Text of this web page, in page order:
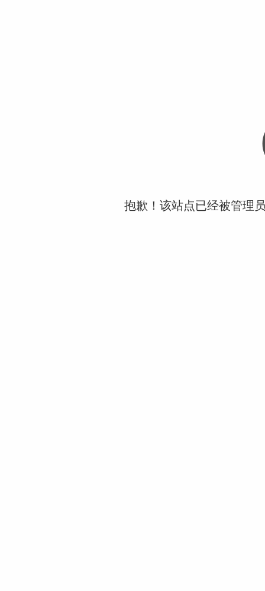
抱歉！该站点已经被管理